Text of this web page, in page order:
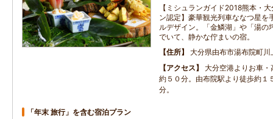
【ミシュランガイド2018熊本・
ン認定】豪華観光列車ななつ星を
ルデザイン。「金鱗湖」や「湯の
でいて、静かな佇まいの宿。
住所
大分県由布市湯布院町川
アクセス
大分空港よりお車
約５０分。由布院駅より徒歩約１
分。
「年末 旅行」を含む宿泊プラン